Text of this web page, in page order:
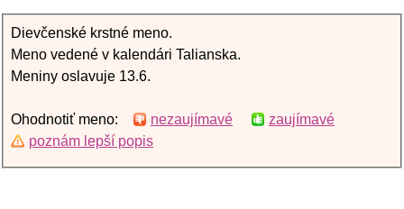
Dievčenské krstné meno.
Meno vedené v kalendári Talianska.
Meniny oslavuje 13.6.
Ohodnotiť meno: nezaujímavé
zaujímavé
poznám lepší popis